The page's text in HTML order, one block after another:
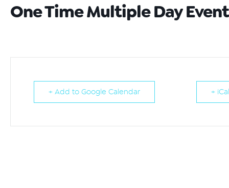
One Time Multiple Day Event
+ Add to Google Calendar +